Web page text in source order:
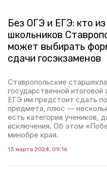
Без ОГЭ и ЕГЭ: кто из
школьников
может выбирать
сдачи госэкзаменов
Ставропольские
государственной
ЕГЭ им предстоит сдать
предмета, плюс —
есть категория учеников,
исключения. Об этом
минобре края.
13 марта 2024, 09:16